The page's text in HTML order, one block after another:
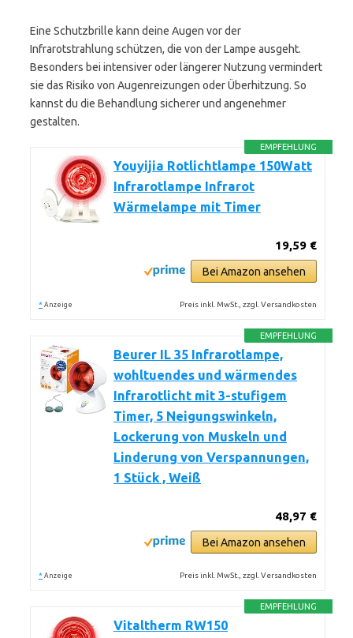
Eine Schutzbrille kann deine Augen vor der
Infrarotstrahlung schützen, die von der Lampe ausgeht.
Besonders bei intensiver oder längerer Nutzung vermindert
sie das Risiko von Augenreizungen oder Überhitzung. So
kannst du die Behandlung sicherer und angenehmer
gestalten.
EMPFEHLUNG
Youyijia Rotlichtlampe 150Watt
Infrarotlampe Infrarot
Wärmelampe mit Timer
19,59 €
Bei Amazon ansehen
* Anzeige Preis inkl. MwSt., zzgl. Versandkosten
EMPFEHLUNG
Beurer IL 35 Infrarotlampe,
wohltuendes und wärmendes
Infrarotlicht mit 3-stufigem
Timer, 5 Neigungswinkeln,
Lockerung von Muskeln und
Linderung von Verspannungen,
1 Stück , Weiß
48,97 €
Bei Amazon ansehen
* Anzeige Preis inkl. MwSt., zzgl. Versandkosten
EMPFEHLUNG
Vitaltherm RW150